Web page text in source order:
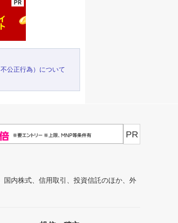
公正行為）について
PR
内株式、信用取引、投資信託のほか、外